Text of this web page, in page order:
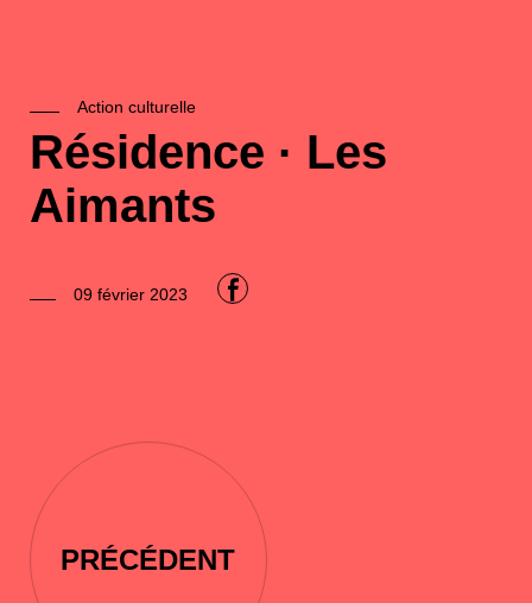
Action culturelle
Résidence · Les
Aimants
09 février 2023 F
PRÉCÉDENT